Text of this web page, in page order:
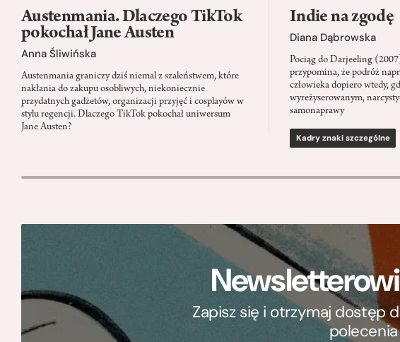
Austenmania. Dlaczego TikTok
pokochał Jane Austen
Anna Śliwińska
Austenmania graniczy dziś niemal z szaleństwem, które
nakłania do zakupu osobliwych, niekoniecznie
przydatnych gadżetów, organizacji przyjęć i cosplayów w
stylu regencji. Dlaczego TikTok pokochał uniwersum
Jane Austen?
Indie na zgodę
Diana Dąbrowska
Pociąg do Darjeeling
przypomina, że podróż
człowieka dopiero wtedy,
wyreżyserowanym,
samonaprawy
Kadry znaki szczególne
Zapisz się i otrzymaj dostęp